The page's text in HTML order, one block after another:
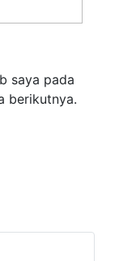
saya pada
berikutnya.